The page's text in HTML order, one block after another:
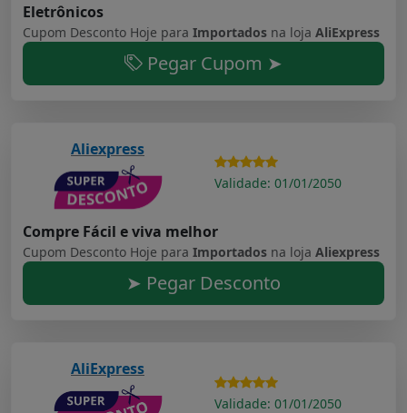
Eletrônicos
Cupom Desconto Hoje para Importados na loja AliExpress
Pegar Cupom ➤
Aliexpress
Validade: 01/01/2050
Compre Fácil e viva melhor
Cupom Desconto Hoje para Importados na loja Aliexpress
➤ Pegar Desconto
AliExpress
Validade: 01/01/2050